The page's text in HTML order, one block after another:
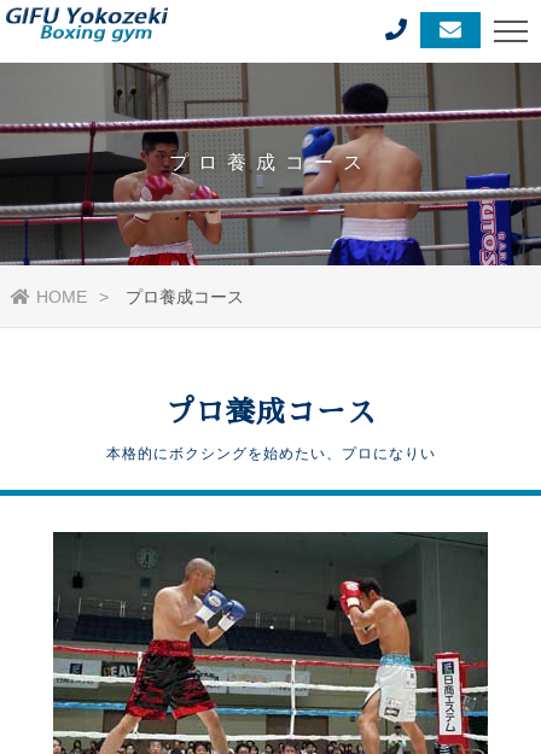
プロ養成コース
HOME プロ養成コース
プロ養成コース
本格的にボクシングを始めたい、プロになりい